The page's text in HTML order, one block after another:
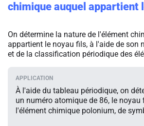
chimique auquel appartient
On détermine la nature de l'élément
appartient le noyau fils, à l'aide de son
et de la classification périodique des
À l'aide du tableau périodique, on
un numéro atomique de 86, le
l'élément chimique polonium, de